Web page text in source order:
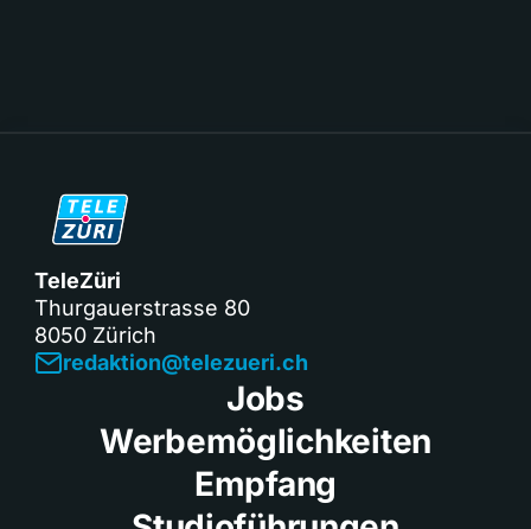
TeleZüri
Thurgauerstrasse 80
8050 Zürich
redaktion@telezueri.ch
Jobs
Werbemöglichkeiten
Empfang